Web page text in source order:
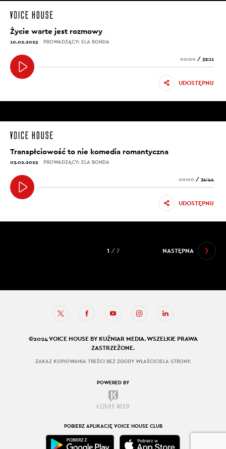
Życie warte jest rozmowy
10.02.2023 PROWADZĄCY: ELA BONDA
00:00 / 33:11
UDOSTĘPNIJ
Transpłciowość to nie komedia romantyczna
03.02.2023 PROWADZĄCY: ELA BONDA
00:00 / 34:44
UDOSTĘPNIJ
NASTĘPNA
1 / 7
©2024 VOICE HOUSE BY KUŹNIAR MEDIA. WSZELKIE PRAWA
ZASTRZEŻONE.
ZAKAZ KOPIOWANIA TREŚCI BEZ ZGODY WŁAŚCICIELA STRONY.
POWERED BY
POBIERZ APLIKACJĘ VOICE HOUSE CLUB